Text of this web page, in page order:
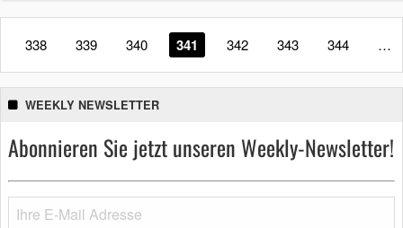
338 339 340 341 342 343 344 …
WEEKLY NEWSLETTER
Abonnieren Sie jetzt unseren Weekly-Newsletter!